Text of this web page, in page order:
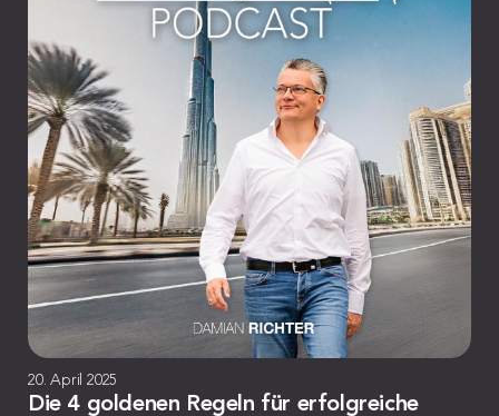
20. April 2025
Die 4 goldenen Regeln für erfolgreiche